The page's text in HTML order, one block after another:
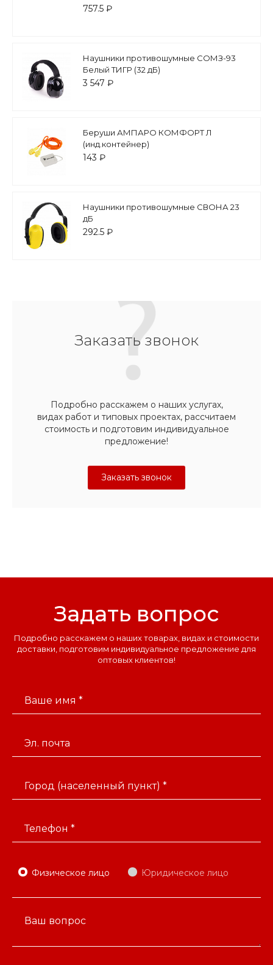
757.5 ₽
Наушники противошумные СОМЗ-93
Белый ТИГР (32 дБ)
3 547 ₽
Беруши АМПАРО КОМФОРТ Л
(инд.контейнер)
143 ₽
Наушники противошумные СВОНА 23
дБ
292.5 ₽
Заказать звонок
Подробно расскажем о наших услугах,
видах работ и типовых проектах, рассчитаем
стоимость и подготовим индивидуальное
предложение!
Заказать звонок
Задать вопрос
Подробно расскажем о наших товарах, видах и стоимости
доставки, подготовим индивидуальное предложение для
оптовых клиентов!
Ваше имя *
Эл. почта
Город (населенный пункт) *
Телефон *
Физическое лицо Юридическое лицо
Ваш вопрос